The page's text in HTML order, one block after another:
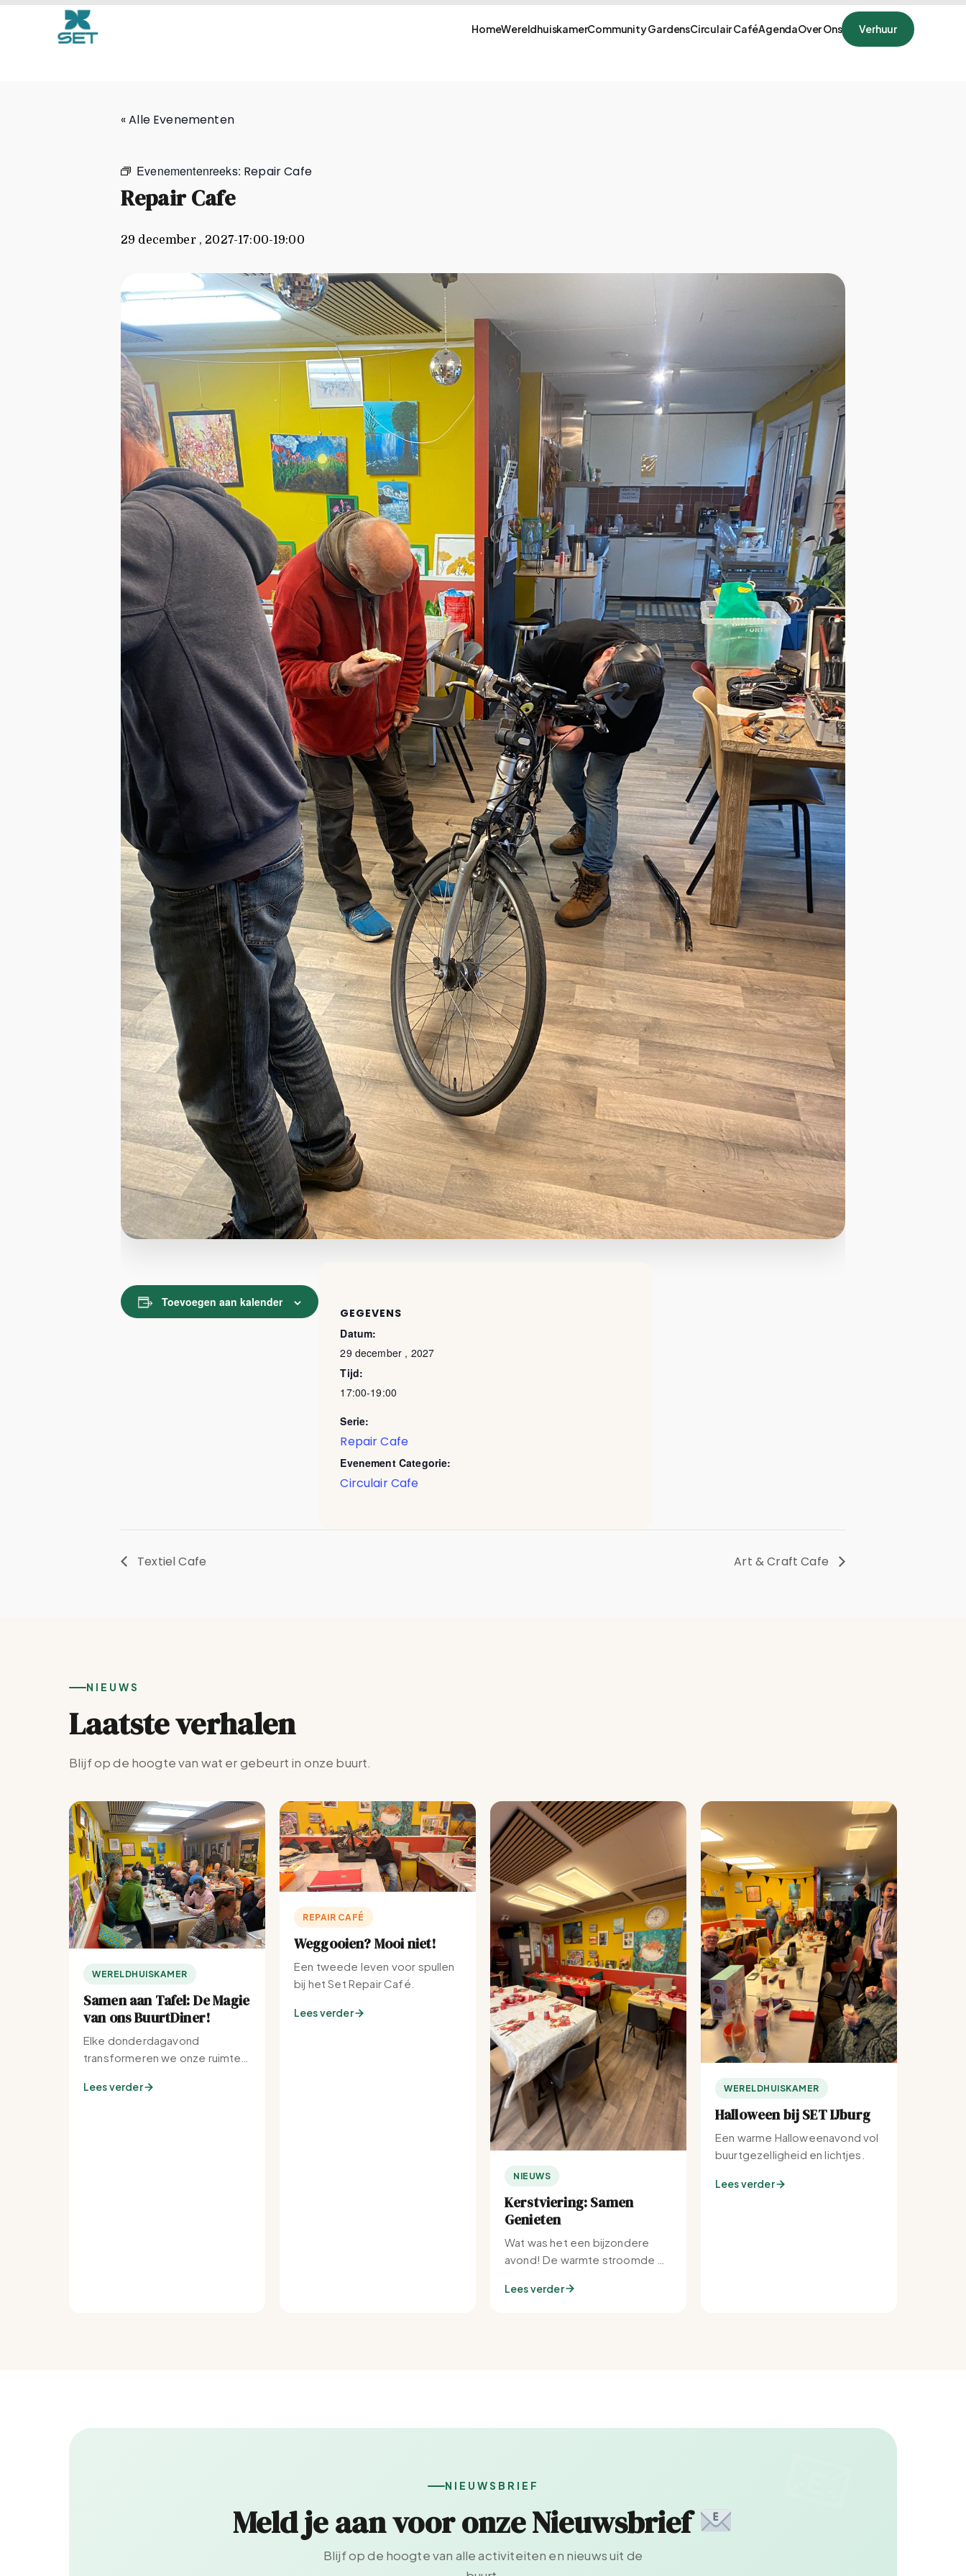
HomeWereldhuiskamerCommunity GardensCirculair CaféAgendaOver Ons Verhuur
Repair Cafe
« Alle Evenementen
Evenementenreeks: Repair Cafe
Repair Cafe
29 december , 2027-17:00-19:00
Toevoegen aan kalender
GEGEVENS
Datum:
29 december , 2027
Tijd:
17:00-19:00
Serie:
Repair Cafe
Evenement Categorie:
Circulair Cafe
Textiel Cafe Art & Craft Cafe
NIEUWS
Laatste verhalen
Blijf op de hoogte van wat er gebeurt in onze buurt.
WERELDHUISKAMER
Samen aan Tafel: De Magie
van ons BuurtDiner!
Elke donderdagavond
transformeren we onze ruimte
buurt.
Lees verder
REPAIR CAFÉ
Weggooien? Mooi niet!
Een tweede leven voor spullen
bij het Set Repair Café.
Lees verder
NIEUWS
Kerstviering: Samen
Genieten
Wat was het een bijzondere
avond! De warmte stroomde bij
Lees verder
WERELDHUISKAMER
Halloween bij SET IJburg
Een warme Halloweenavond vol
buurtgezelligheid en lichtjes.
Lees verder
NIEUWSBRIEF
Meld je aan voor onze Nieuwsbrief
Blijf op de hoogte van alle activiteiten en nieuws uit de